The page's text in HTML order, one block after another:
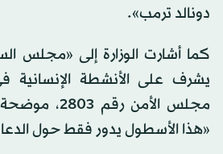
دونالد ترمب».
كما أشارت الوزارة إلى «مجلس
يشرف على الأنشطة الإنسانية
مجلس الأمن
«هذا الأسطول يدور فقط حول